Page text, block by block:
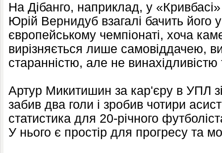
На Дібанго, наприклад, у
Юрій Вернидуб взагалі бачить його
європейському чемпіонаті, хоча
вирізняється лише самовіддачею,
старанністю, але не винахідливістю
Артур Микитишин за кар'єру в УПЛ
забив два голи і зробив чотири
статистика для 20-річного
У нього є простір для прогресу та